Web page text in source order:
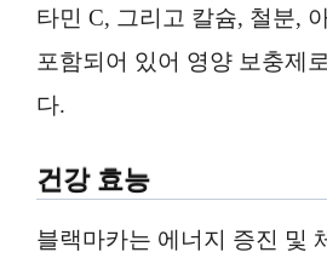
타민 C, 그리고 칼슘, 철분,
포함되어 있어 영양 보충제
다.
건강 효능
블랙마카는 에너지 증진 및